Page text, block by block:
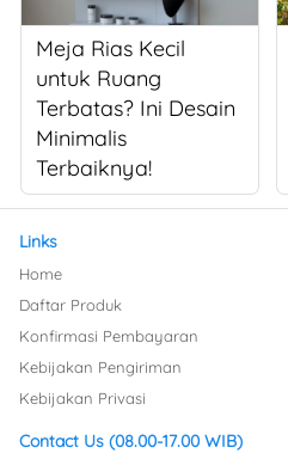
Meja Rias Kecil
untuk Ruang
Terbatas? Ini Desain
Minimalis
Terbaiknya!
Links
Home
Daftar Produk
Konfirmasi Pembayaran
Kebijakan Pengiriman
Kebijakan Privasi
Contact Us (08.00-17.00 WIB)